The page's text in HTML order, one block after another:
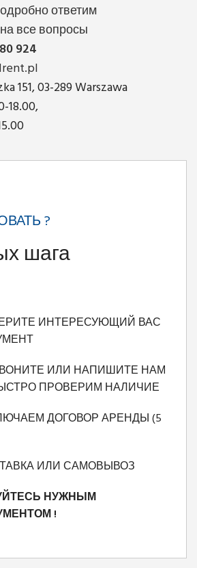
ответим
на все вопросы
924
151, 03-289 Warszawa
18.00,
?
шага
ИНТЕРЕСУЮЩИЙ ВАС
ИЛИ НАПИШИТЕ НАМ
ПРОВЕРИМ НАЛИЧИЕ
ДОГОВОР АРЕНДЫ (5
ИЛИ САМОВЫВОЗ
НУЖНЫМ
!